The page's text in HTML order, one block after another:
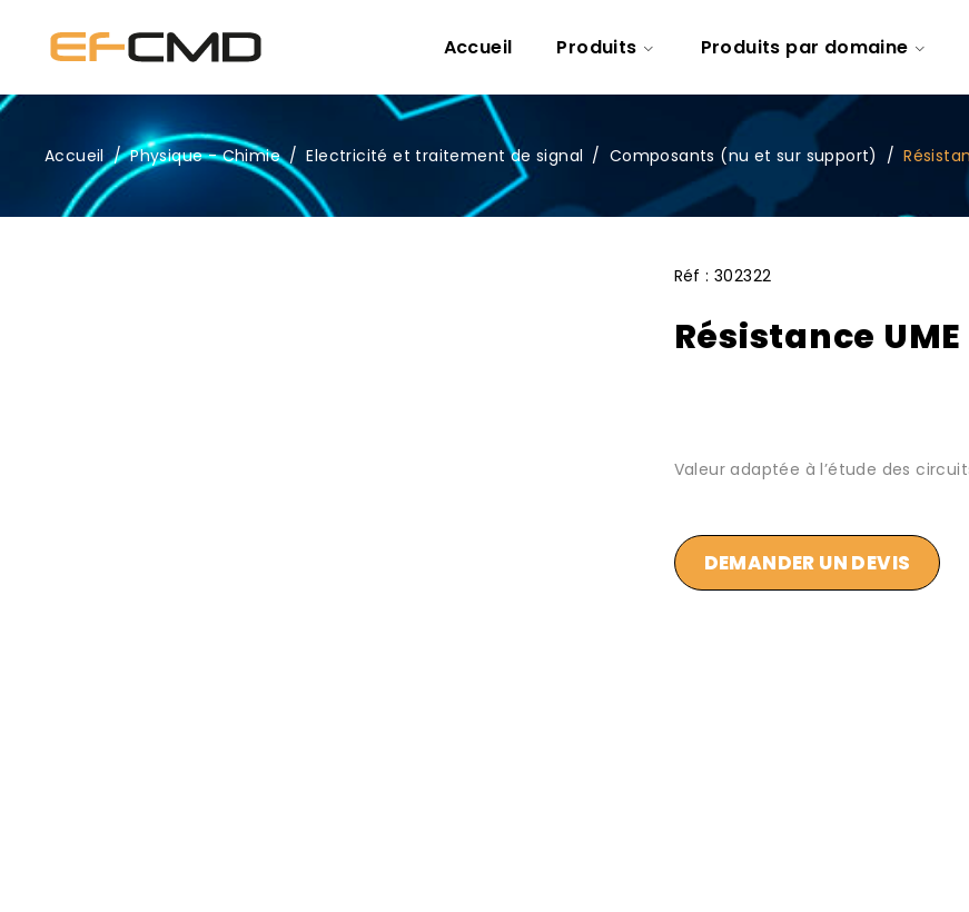
Accueil Produits Produits par domaine
Accueil / Physique - Chimie / Electricité et traitement de signal / Composants (nu et sur support) /
Réf : 302322
Résistance
Valeur adaptée à l’étude des circuits
DEMANDER UN DEVIS